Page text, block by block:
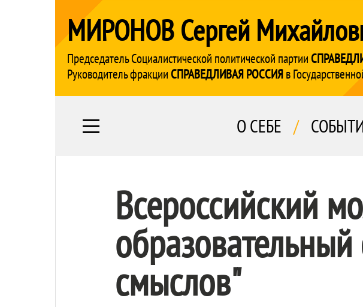
МИРОНОВ Сергей
Председатель Социалистической политической партии
Руководитель фракции СПРАВЕДЛИВАЯ РОССИЯв
О СЕБЕ /
Всероссийский
смыслов"